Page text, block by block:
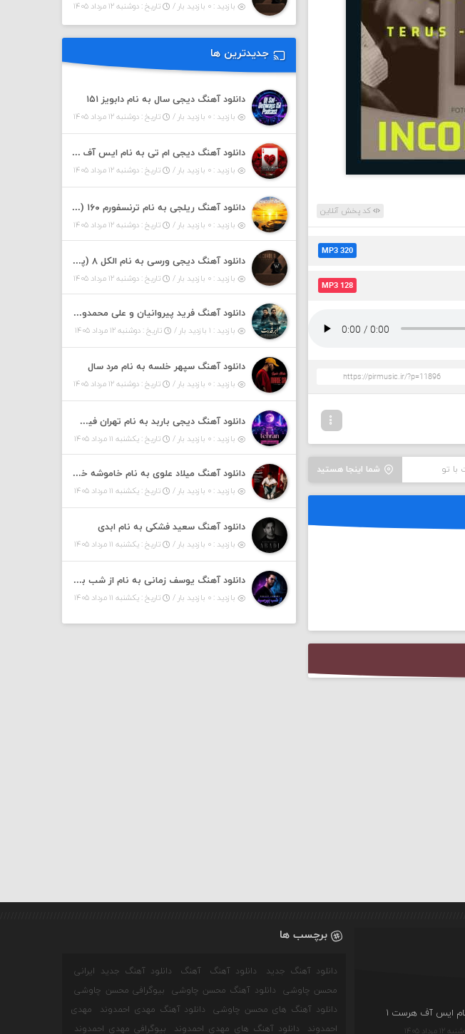
کد پخش آنلاین
MP3 320
MP3 128
شما اینجا هستید با تو
بازدید : ۰ بازدید بار /
تاریخ : دوشنبه ۱۲ مرداد ۱۴۰۵
جدیدترین ها
دانلود آهنگ دیجی سال به نام دابویز ۱۵۱
بازدید : ۰ بازدید بار / تاریخ : دوشنبه ۱۲ مرداد ۱۴۰۵
دانلود آهنگ دیجی ام تی به نام ایس آف هرست ۱
بازدید : ۰ بازدید بار / تاریخ : دوشنبه ۱۲ مرداد ۱۴۰۵
دانلود آهنگ ریلجی به نام ترنسفورم ۱۶۰ (پادکست)
بازدید : ۰ بازدید بار / تاریخ : دوشنبه ۱۲ مرداد ۱۴۰۵
دانلود آهنگ دیجی ورسی به نام الکل ۸ (پادکست)
بازدید : ۰ بازدید بار / تاریخ : دوشنبه ۱۲ مرداد ۱۴۰۵
دانلود آهنگ فرید پیروانیان و علی محمدوند به نام اَبَر قدرت
بازدید : ۱ بازدید بار / تاریخ : دوشنبه ۱۲ مرداد ۱۴۰۵
دانلود آهنگ سپهر خلسه به نام مرد سال
بازدید : ۰ بازدید بار / تاریخ : دوشنبه ۱۲ مرداد ۱۴۰۵
دانلود آهنگ دیجی باربد به نام تهران فیت ۵۵ (پادکست)
بازدید : ۰ بازدید بار / تاریخ : یکشنبه ۱۱ مرداد ۱۴۰۵
دانلود آهنگ میلاد علوی به نام خاموشه خطت
بازدید : ۰ بازدید بار / تاریخ : یکشنبه ۱۱ مرداد ۱۴۰۵
دانلود آهنگ سعید فشکی به نام ابدی
بازدید : ۰ بازدید بار / تاریخ : یکشنبه ۱۱ مرداد ۱۴۰۵
دانلود آهنگ یوسف زمانی به نام از شب بپرسین میگه چه روزگاری دارم
بازدید : ۰ بازدید بار / تاریخ : یکشنبه ۱۱ مرداد ۱۴۰۵
ایس آف هرست ۱
مرداد ۱۴۰۵
برچسب ها
دانلود آهنگ جدید دانلود آهنگ آهنگ
دانلود آهنگ جدید ایرانی
محسن چاوشی
دانلود آهنگ محسن چاوشی
بیوگرافی محسن چاوشی
دانلود آهنگ های محسن چاوشی
دانلود آهنگ مهدی احمدوند
مهدی
احمدوند
دانلود آهنگ های مهدی احمدوند بیوگرافی مهدی احمدوند